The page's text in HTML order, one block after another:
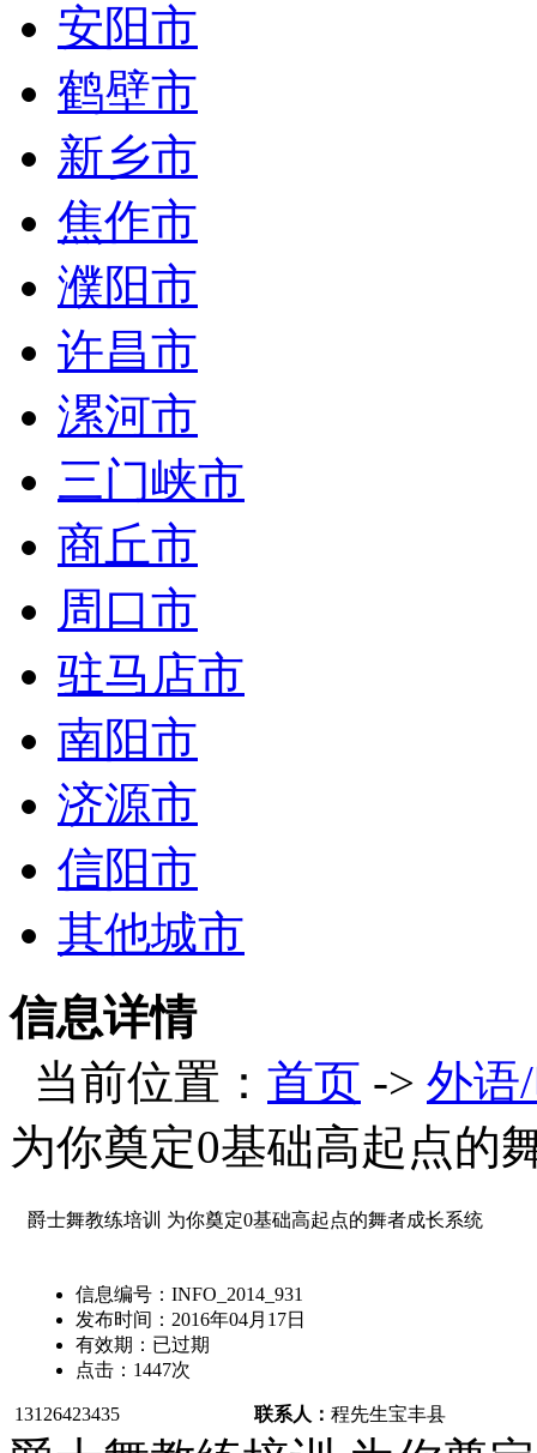
安阳市
鹤壁市
新乡市
焦作市
濮阳市
许昌市
漯河市
三门峡市
商丘市
周口市
驻马店市
南阳市
济源市
信阳市
其他城市
信息详情
当前位置： 首页 -> 外语
为你奠定0基础高起点的
爵士舞教练培训 为你奠定0基础高起点的舞者成长系统
信息编号： INFO_2014_931
发布时间： 2016年04月17日
有效期： 已过期
点击： 1447次
13126423435 联系人： 程先生宝丰县